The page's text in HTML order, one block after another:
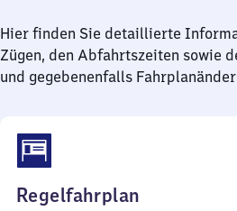
Hier finden Sie detaillierte
Zügen, den Abfahrtszeiten sowie
und gegebenenfalls
Regelfahrplan